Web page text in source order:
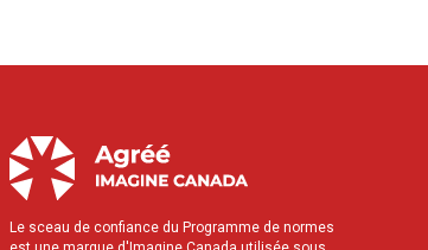
Le sceau de confiance du Programme de normes